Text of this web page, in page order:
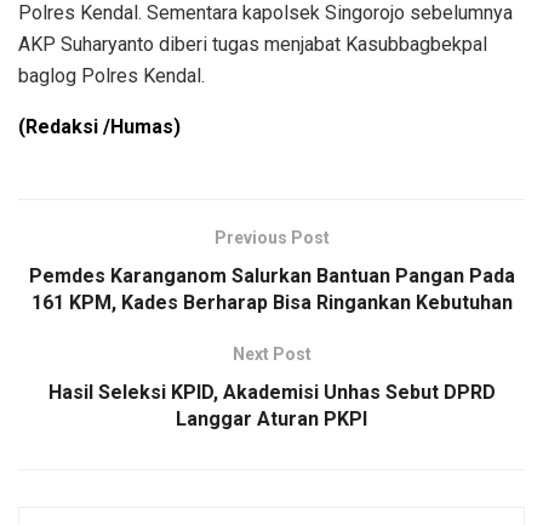
Polres Kendal. Sementara kapolsek Singorojo sebelumnya
AKP Suharyanto diberi tugas menjabat Kasubbagbekpal
baglog Polres Kendal.
(Redaksi /Humas)
Previous Post
Pemdes Karanganom Salurkan Bantuan Pangan Pada
161 KPM, Kades Berharap Bisa Ringankan Kebutuhan
Next Post
Hasil Seleksi KPID, Akademisi Unhas Sebut DPRD
Langgar Aturan PKPI